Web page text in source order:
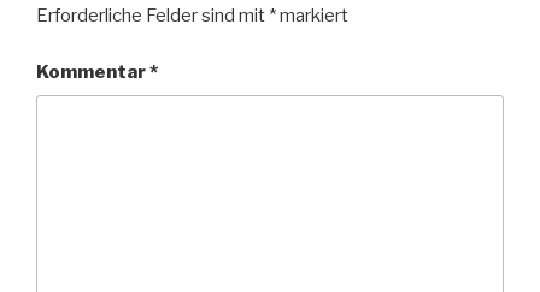
Erforderliche Felder sind mit *markiert
Kommentar*